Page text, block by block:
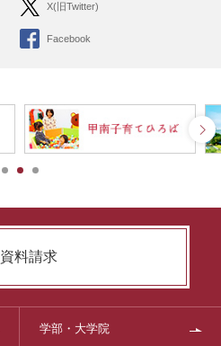
X(旧Twitter)
Facebook
資料請求
学部・大学院